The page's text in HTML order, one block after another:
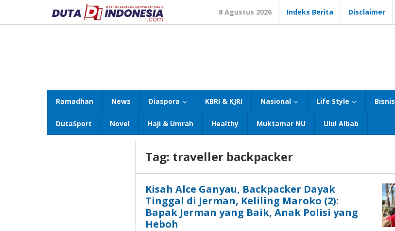
konten
8 Agustus 2026 Indeks Berita Disclaimer
Ramadhan News Diaspora KBRI & KJRI Nasional Life Style Bisnis
DutaSport Novel Haji & Umrah Healthy Muktamar NU Ulul Albab
Tag: traveller backpacker
Kisah Alce Ganyau, Backpacker Dayak
Tinggal di Jerman, Keliling Maroko (2):
Bapak Jerman yang Baik, Anak Polisi yang
Heboh